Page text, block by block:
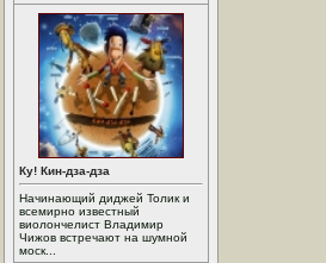
Ку! Кин-дза-дза
Начинающий диджей Толик и
всемирно известный
виолончелист Владимир
Чижов встречают на шумной
моск...